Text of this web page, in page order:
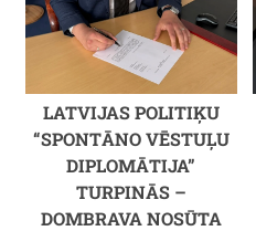
LATVIJAS POLITIĶU
“SPONTĀNO VĒSTUĻU
DIPLOMĀTIJA”
TURPINĀS –
DOMBRAVA NOSŪTA